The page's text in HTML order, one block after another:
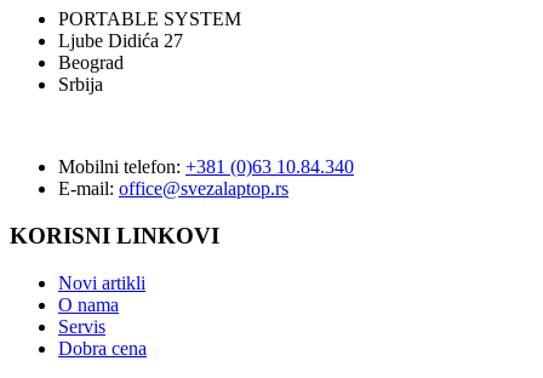
PORTABLE SYSTEM
Ljube Didića 27
Beograd
Srbija
Mobilni telefon: +381 (0)63 10.84.340
E-mail: office@svezalaptop.rs
KORISNI LINKOVI
Novi artikli
O nama
Servis
Dobra cena